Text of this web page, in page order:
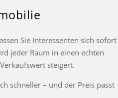
Sie Interessenten sich sofort
jeder Raum in einen echten
steigert.
schneller – und der Preis passt